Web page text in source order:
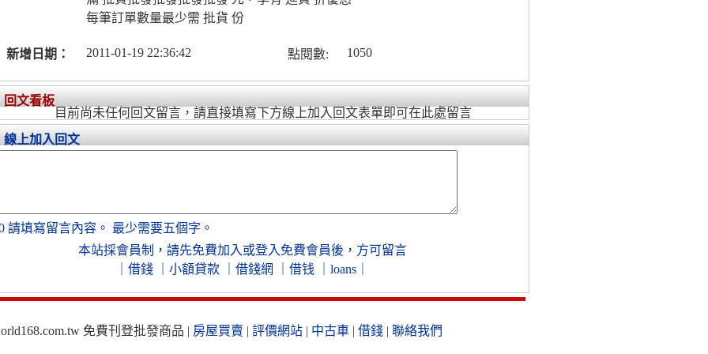
每筆訂單數量最少需 批貨 份
新增日期： 2011-01-19 22:36:42 點閱數: 1050
回文看板
目前尚未任何回文留言，請直接填寫下方線上加入回文表單即可在此處留言
線上加入回文
請填寫留言內容。 最少需要五個字。
本站採會員制， 請先免費加入 或登入免費會員後，方可留言
借錢 小額貸款 借錢網 借钱 loans
免費刊登批發商品 | 房屋買賣 | 評價網站| 中古車| 借錢| 聯絡我們